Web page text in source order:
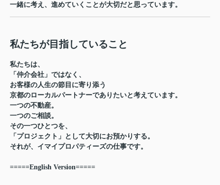
一緒に考え、進めていくことが大切だと思っています。
私たちが目指していること
私たちは、
「仲介会社」ではなく、
お客様の人生の節目に寄り添う
京都のローカルパートナーでありたいと考えています。
一つの不動産。
一つのご相談。
その一つひとつを、
「プロジェクト」として大切にお預かりする。
それが、イマイプロパティーズの仕事です。
=====English Version=====